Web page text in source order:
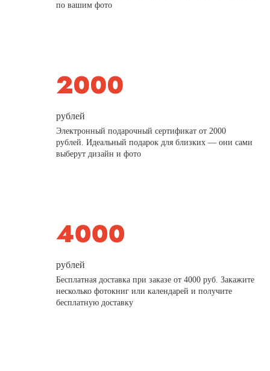
по вашим фото
рублей
Электронный подарочный сертификат от 2000
рублей. Идеальный подарок для близких — они сами
выберут дизайн и фото
рублей
Бесплатная доставка при заказе от 4000 руб. Закажите
несколько фотокниг или календарей и получите
бесплатную доставку